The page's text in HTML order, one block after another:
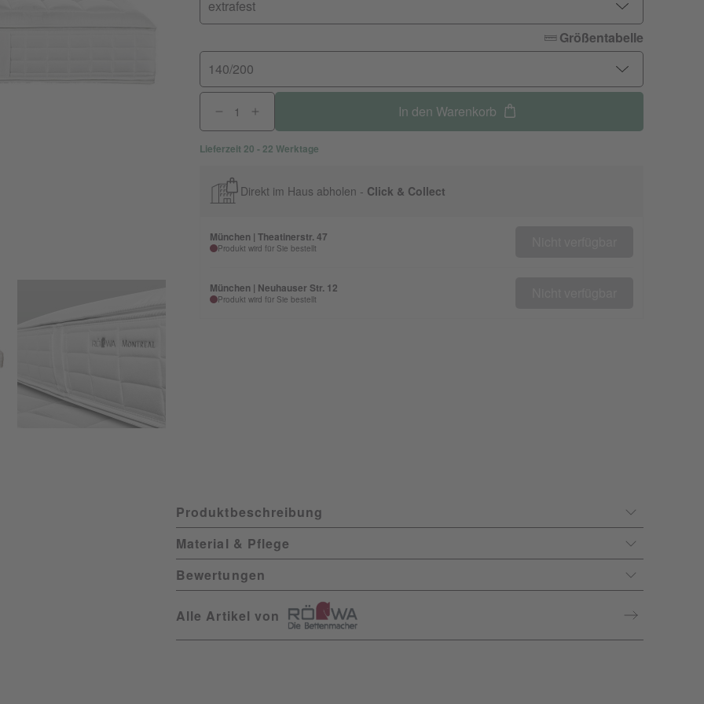
extrafest
Größentabelle
140/200
In den Warenkorb
Lieferzeit 20 - 22 Werktage
Direkt im Haus abholen - Click & Collect
München | Theatinerstr. 47
Produkt wird für Sie bestellt
München | Neuhauser Str. 12
Produkt wird für Sie bestellt
Produktbeschreibung
Material & Pflege
Bewertungen
Alle Artikel von